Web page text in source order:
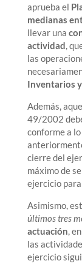
aprueba el
medianas
llevar una
actividad ,
las
Inventarios
Además,
49/2002
conforme a
cierre del
máximo de
ejercicio
Asimismo,
últimos tres
actuación ,
las
ejercicio